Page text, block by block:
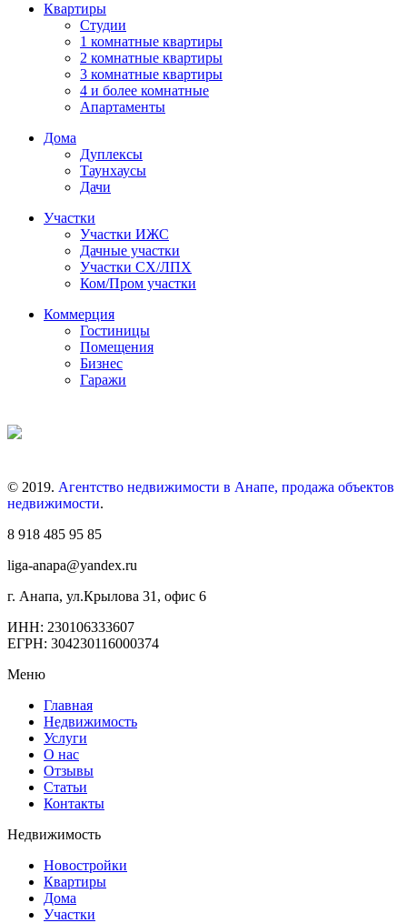
Квартиры
Студии
1 комнатные квартиры
2 комнатные квартиры
3 комнатные квартиры
4 и более комнатные
Апартаменты
Дома
Дуплексы
Таунхаусы
Дачи
Участки
Участки ИЖС
Дачные участки
Участки СХ/ЛПХ
Ком/Пром участки
Коммерция
Гостиницы
Помещения
Бизнес
Гаражи
© 2019. Агентство недвижимости в Анапе, продажа объектов
недвижимости.
8 918 485 95 85
liga-anapa@yandex.ru
г. Анапа, ул.Крылова 31, офис 6
ИНН: 230106333607
ЕГРН: 304230116000374
Меню
Главная
Недвижимость
Услуги
О нас
Отзывы
Статьи
Контакты
Недвижимость
Новостройки
Квартиры
Дома
Участки